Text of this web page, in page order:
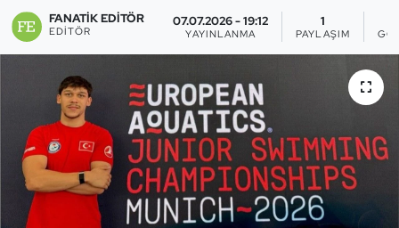
FANATIK EDITÖR
EDITÖR
07.07.2026 - 19:12
YAYINLANMA
1
PAYLAŞIM
Buz Hokeyi
Buz Pateni
Çim Hokeyi
Cimnastik
Curling